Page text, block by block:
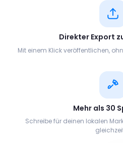
Direkter Export
Mit einem Klick veröffentlichen,
Mehr als 30
Schreibe für deinen lokalen